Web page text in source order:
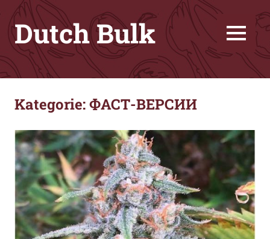
Zum
Inhalt
springen
Dutch Bulk
Семена
конопли
качества
меньшие
деньги
MENU
Kategorie:ФАСТ-ВЕРСИИ